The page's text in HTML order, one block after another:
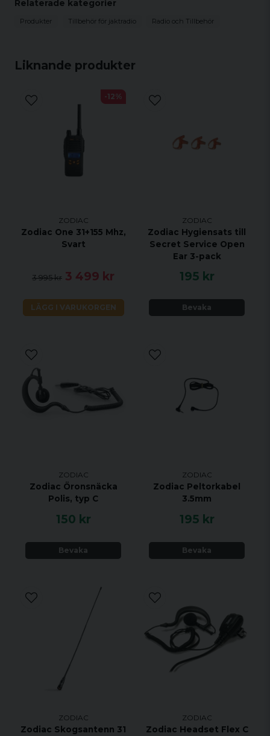
Liknande produkter
ZODIAC
Zodiac One 31+155 Mhz,
Svart
3 995 kr 3 499 kr
LÄGG I VARUKORGEN
-12%
ZODIAC
Zodiac Hygiensats till
Secret Service Open
Ear 3-pack
195 kr
Bevaka
ZODIAC
Zodiac Öronsnäcka
Polis, typ C
150 kr
Bevaka
ZODIAC
Zodiac Peltorkabel
3.5mm
195 kr
Bevaka
ZODIAC
Zodiac Skogsantenn 31
ZODIAC
Zodiac Headset Flex C
Relaterade kategorier
Produkter Tillbehör för jaktradio Radio och Tillbehör